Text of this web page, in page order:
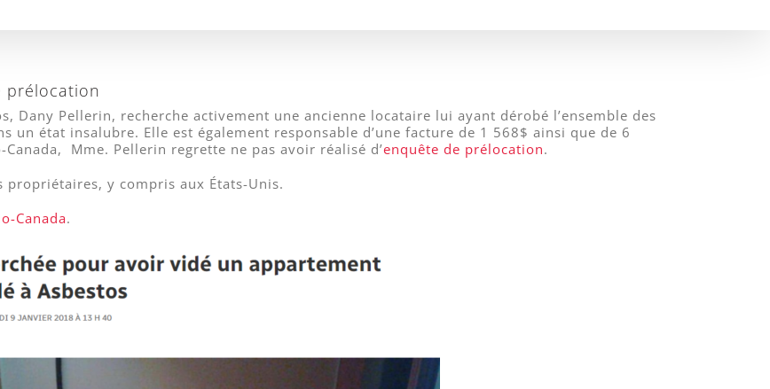
prélocation
Dany Pellerin, recherche activement une ancienne locataire lui ayant dérobé l’ensemble des
un état insalubre. Elle est également responsable d’une facture de 1 568$ ainsi que de 6
Mme. Pellerin regrette ne pas avoir réalisé d’enquête de prélocation.
y compris aux États-Unis.
Canada.